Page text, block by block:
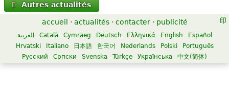
Autres actualités
accueil · actualités · contacter · publicité
العربية Català Cymraeg Deutsch Ελληνικά English
Español
Hrvatski
Italiano 日本語 한국어 Nederlands Polski
Português
Русский
Српски Svenska Türkçe Українська 中文(简体)